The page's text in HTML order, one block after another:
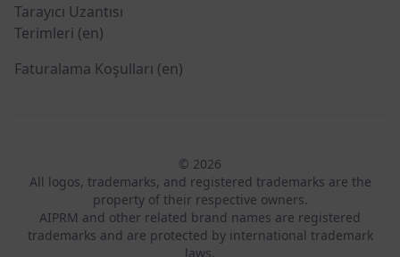
Tarayıcı Uzantısı
Terimleri (en)
Faturalama Koşulları (en)
© 2026
All logos, trademarks, and registered trademarks are the
property of their respective owners.
AIPRM and other related brand names are registered
trademarks and are protected by international trademark
laws.